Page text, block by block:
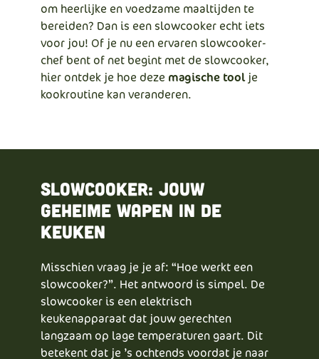
om heerlijke en voedzame maaltijden te
bereiden? Dan is een slowcooker echt iets
voor jou! Of je nu een ervaren slowcooker-
chef bent of net begint met de slowcooker,
hier ontdek je hoe deze magische toolje
kookroutine kan veranderen.
Slowcooker: Jouw
geheime wapen in de
keuken
Misschien vraag je je af: “Hoe werkt een
slowcooker?”. Het antwoord is simpel. De
slowcooker is een elektrisch
keukenapparaat dat jouw gerechten
langzaam op lage temperaturen gaart. Dit
betekent dat je ’s ochtends voordat je naar